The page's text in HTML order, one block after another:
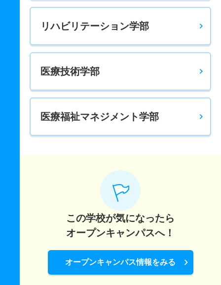
12人 1倍 1.10倍 15人 14人 14人 51.40
医療保育学科 一般 後期
医療保育学科 推薦 学校推薦前期公募
18人 1倍 －
医療保育学科 推薦 学校推薦型後期
リハビリテーション学部
医療技術学部
医療福祉マネジメント学部
この学校が気になったら
オープンキャンパスへ！
オープンキャンパス情報をみる